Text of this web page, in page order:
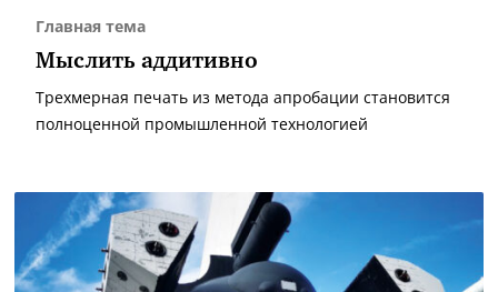
Главная тема
Мыслить аддитивно
Трехмерная печать из метода апробации становится
полноценной промышленной технологией